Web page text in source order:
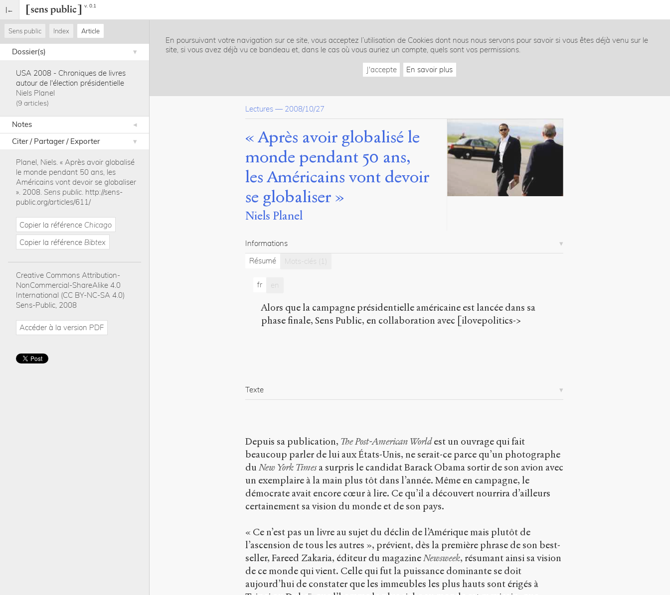
v. 0.1
Sens public Index Article
Dossier(s)
USA 2008 - Chroniques de livres
autour de l'élection présidentielle
Niels Planel
9 articles
Notes
Citer / Partager / Exporter
Planel, Niels. « Après avoir globalisé
le monde pendant 50 ans, les
Américains vont devoir se globaliser
». 2008. Sens public. http://sens-
public.org/articles/611/
Copier la référence Chicago
Copier la référence Bibtex
Creative Commons Attribution-
NonCommercial-ShareAlike 4.0
International (CC BY-NC-SA 4.0)
Sens-Public, 2008
Accéder à la version PDF
En poursuivant votre navigation sur ce site, vous acceptez l’utilisation de Cookies dont nous nous servons pour savoir si vous êtes déjà venu sur le
site, si vous avez déjà vu ce bandeau et, dans le cas où vous auriez un compte, quels sont vos permissions.
J'accepte En savoir plus
Lectures — 2008/10/27
« Après avoir globalisé le
monde pendant 50 ans,
les Américains vont devoir
se globaliser »
Niels Planel
Informations
Résumé
Mots-clés (1)
fr en
Alors que la campagne présidentielle américaine est lancée dans sa
phase finale, Sens Public, en collaboration avec [ilovepolitics->
Texte
Depuis sa publication, The Post-American Worldest un ouvrage qui fait
beaucoup parler de lui aux États-Unis, ne serait-ce parce qu’un photographe
du New York Timesa surpris le candidat Barack Obama sortir de son avion avec
un exemplaire à la main plus tôt dans l’année. Même en campagne, le
démocrate avait encore cœur à lire. Ce qu’il a découvert nourrira d’ailleurs
certainement sa vision du monde et de son pays.
« Ce n’est pas un livre au sujet du déclin de l’Amérique mais plutôt de
l’ascension de tous les autres », prévient, dès la première phrase de son best-
seller, Fareed Zakaria, éditeur du magazineNewsweek, résumant ainsi sa vision
de ce monde qui vient. Celle qui fut la puissance dominante se doit
aujourd’hui de constater que les immeubles les plus hauts sont érigés à